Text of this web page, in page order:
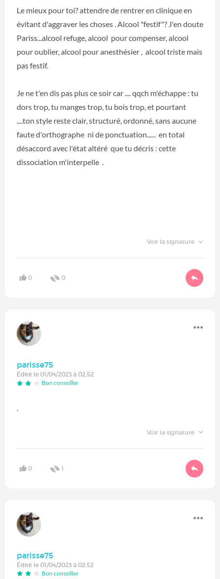
Le mieux pour toi? attendre de rentrer en clinique en
évitant d'aggraver les choses . Alcool "festif"? J'en doute
Pariss...alcool refuge, alcool pour compenser, alcool
pour oublier, alcool pour anesthésier , alcool triste mais
pas festif.
Je ne t'en dis pas plus ce soir car .... qqch m'échappe : tu
dors trop, tu manges trop, tu bois trop, et pourtant
....ton style reste clair, structuré, ordonné, sans aucune
faute d'orthographe ni de ponctuation...... en total
désaccord avec l'état altéré que tu décris : cette
dissociation m'interpelle .
Voir la signature
0 0
parisse75
Édité le 01/04/2023 à 02:52
Bon conseiller
Voir la signature
0 1
parisse75
Édité le 01/04/2023 à 02:52
Bon conseiller